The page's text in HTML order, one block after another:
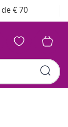
€ 70